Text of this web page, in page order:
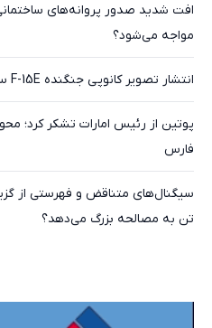
افت شدید صدور پروانه‌های
مواجه می‌شود؟
انتشار تصویر کانوپی جنگنده F-15E سرنگون‌شده در اصفهان
پوتین از رئیس امارات تشکر کرد؛
فارس
سیگنال‌های متناقض و فهرستی از
تن به مصالحه بزرگ می‌دهد؟